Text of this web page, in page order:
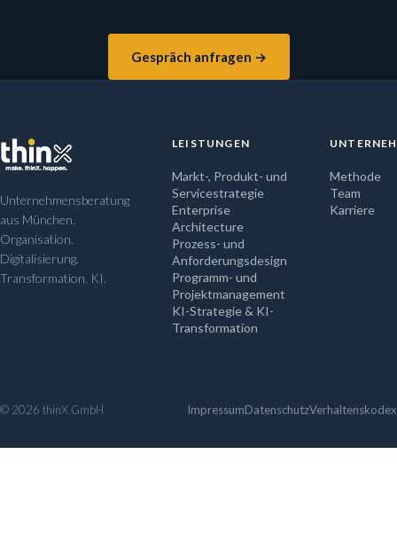
Gespräch anfragen →
Unternehmensberatung
aus München.
Organisation.
Digitalisierung.
Transformation. KI.
LEISTUNGEN
Markt-, Produkt- und
Servicestrategie
Enterprise
Architecture
Prozess- und
Anforderungsdesign
Programm- und
Projektmanagement
KI-Strategie & KI-
Transformation
Methode
Team
Karriere
© 2026 thinX GmbH ImpressumDatenschutzVerhaltenskodex